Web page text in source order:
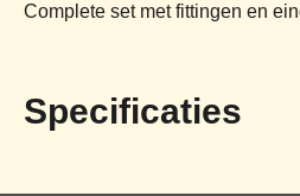
Complete set met fittingen en
Specificaties